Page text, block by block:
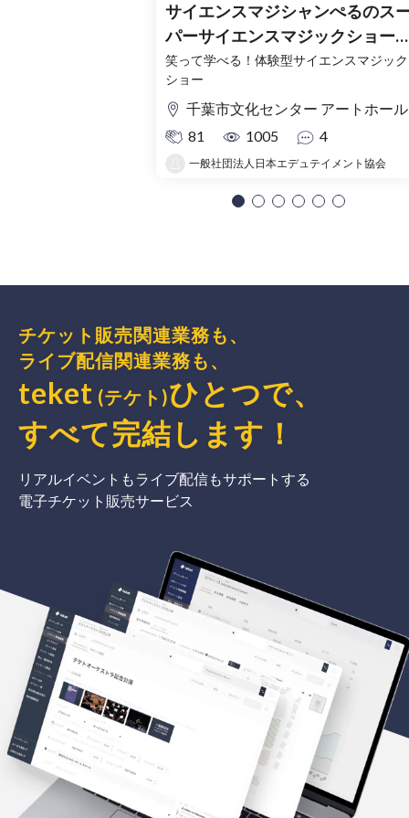
サイエンスマジシャンぺるのス
パーサイエンスマジックショー
千葉市文化センターアートホー
笑って学べる！体験型サイエンスマジック
ショー
千葉市文化センター アートホール
81
1005 4
一般社団法人日本エデュテイメント協会
チケット販売関連業務も、
ライブ配信関連業務も、
teket (テケト)ひとつで、
すべて完結 します ！
リアルイベントもライブ配信もサポートする
電子チケット販売サービス